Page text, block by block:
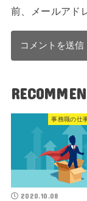
前、メールアド
事務職の仕
2020.10.08